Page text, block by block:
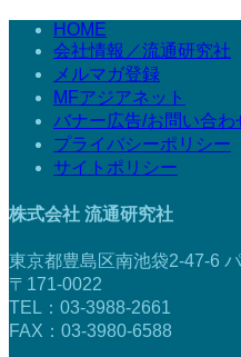
HOME
会社情報／流通研究社
メルマガ登録
MFアジアネット
バナー広告/お問い合わ
プライバシーポリシー
サイトポリシー
株式会社 流通研究社
東京都豊島区南池袋2-47-6
〒171-0022
TEL：03-3988-2661
FAX：03-3980-6588